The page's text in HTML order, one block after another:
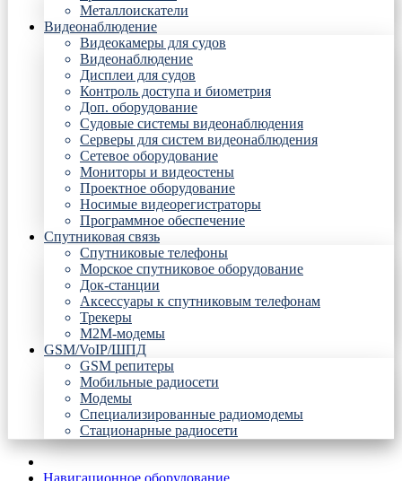
Металлоискатели
Видеонаблюдение
Видеокамеры для судов
Видеонаблюдение
Дисплеи для судов
Контроль доступа и биометрия
Доп. оборудование
Судовые системы видеонаблюдения
Серверы для систем видеонаблюдения
Сетевое оборудование
Мониторы и видеостены
Проектное оборудование
Носимые видеорегистраторы
Программное обеспечение
Спутниковая связь
Спутниковые телефоны
Морское спутниковое оборудование
Док-станции
Аксессуары к спутниковым телефонам
Трекеры
М2М-модемы
GSM/VoIP/ШПД
GSM репитеры
Мобильные радиосети
Модемы
Специализированные радиомодемы
Стационарные радиосети
Навигационное оборудование